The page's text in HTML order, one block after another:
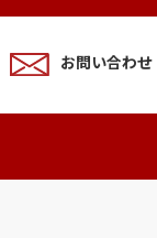
お問い合わせ